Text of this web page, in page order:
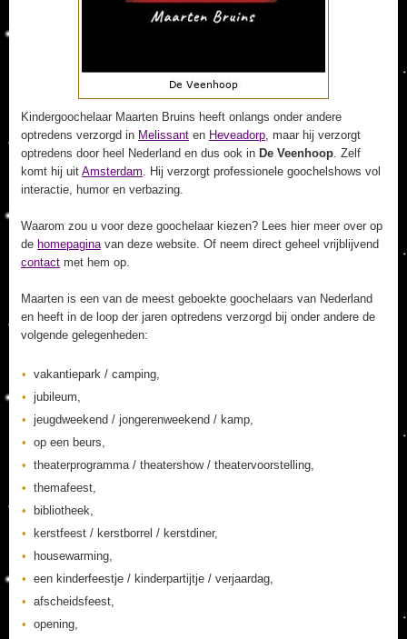
Kindergoochelaar Maarten Bruins heeft onlangs onder andere
optredens verzorgd in Melissant en Heveadorp, maar hij verzorgt
optredens door heel Nederland en dus ook in De Veenhoop. Zelf
komt hij uit Amsterdam. Hij verzorgt professionele goochelshows vol
interactie, humor en verbazing.
Waarom zou u voor deze goochelaar kiezen? Lees hier meer over op
de homepaginavan deze website. Of neem direct geheel vrijblijvend
contact met hem op.
Maarten is een van de meest geboekte goochelaars van Nederland
en heeft in de loop der jaren optredens verzorgd bij onder andere de
volgende gelegenheden:
vakantiepark / camping,
jubileum,
jeugdweekend / jongerenweekend / kamp,
op een beurs,
theaterprogramma / theatershow / theatervoorstelling,
themafeest,
bibliotheek,
kerstfeest / kerstborrel / kerstdiner,
housewarming,
een kinderfeestje / kinderpartijtje / verjaardag,
afscheidsfeest,
opening,